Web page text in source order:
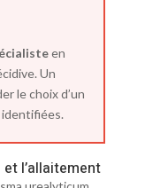
en
Un
le choix d’un
l’allaitement